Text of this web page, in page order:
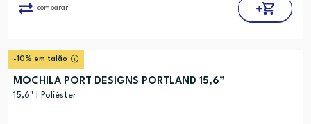
comparar
-10% em talão
MOCHILA PORT DESIGNS PORTLAND 15,6”
15,6" | Poliéster